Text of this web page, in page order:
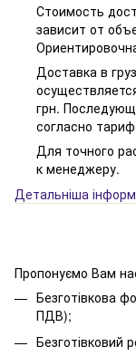
Стоимость
зависит от
Доставка в
грн.
согласно
Для точного
к менеджеру.
Детальніша
Пропонуємо Вам
Безготівкова
ПДВ);
Безготівковий